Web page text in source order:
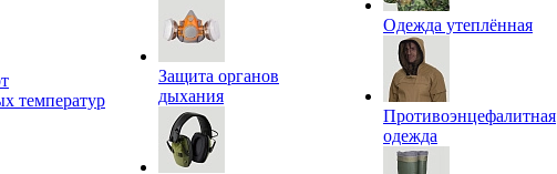
температур
Защита органов
дыхания
Одежда утеплённая
Противоэнцефалитная
одежда